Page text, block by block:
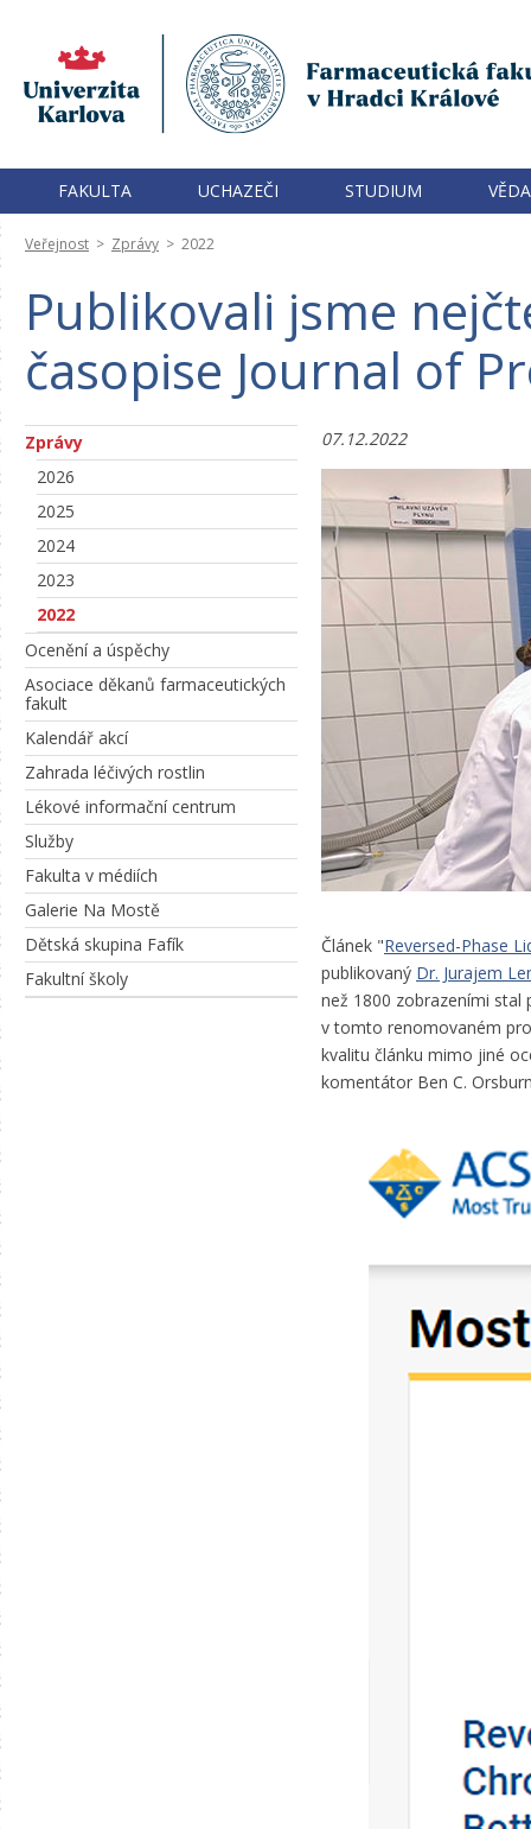
FAKULTA UCHAZEČI STUDIUM
Veřejnost > Zprávy > 2022
Publikovali jsme
časopise Journal of
Zprávy
2026
2025
2024
2023
2022
Ocenění a úspěchy
Asociace děkanů farmaceutických
fakult
Kalendář akcí
Zahrada léčivých rostlin
Lékové informační centrum
Služby
Fakulta v médiích
Galerie Na Mostě
Dětská skupina Fafík
Fakultní školy
07.12.2022
Článek "Reversed-Phase
publikovaný Dr. Jurajem
než 1800 zobrazeními
v tomto renomovaném
kvalitu článku mimo jiné
komentátor Ben C.